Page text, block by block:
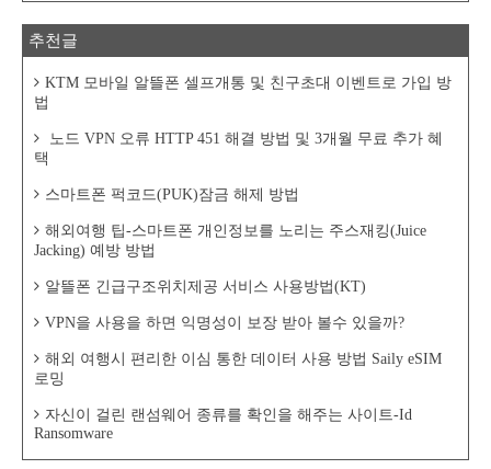
추천글
KTM 모바일 알뜰폰 셀프개통 및 친구초대 이벤트로 가입 방
법
노드 VPN 오류 HTTP 451 해결 방법 및 3개월 무료 추가 혜
택
스마트폰 퍽코드(PUK)잠금 해제 방법
해외여행 팁-스마트폰 개인정보를 노리는 주스재킹(Juice
Jacking) 예방 방법
알뜰폰 긴급구조위치제공 서비스 사용방법(KT)
VPN을 사용을 하면 익명성이 보장 받아 볼수 있을까?
해외 여행시 편리한 이심 통한 데이터 사용 방법 Saily eSIM
로밍
자신이 걸린 랜섬웨어 종류를 확인을 해주는 사이트-Id
Ransomware